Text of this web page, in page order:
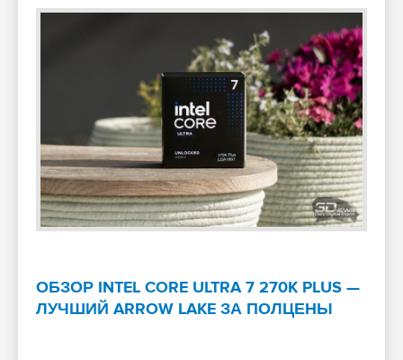
ОБЗОР INTEL CORE ULTRA 7 270K PLUS —
ЛУЧШИЙ ARROW LAKE ЗА ПОЛЦЕНЫ